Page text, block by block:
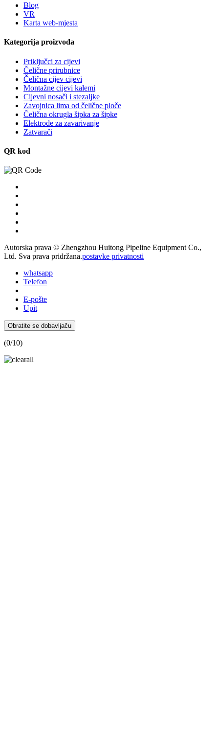
Blog
VR
Karta web-mjesta
Kategorija proizvoda
Priključci za cijevi
Čelične prirubnice
Čelična cijev cijevi
Montažne cijevi kalemi
Cijevni nosači i stezaljke
Zavojnica lima od čelične ploče
Čelična okrugla šipka za šipke
Elektrode za zavarivanje
Zatvarači
QR kod
Autorska prava © Zhengzhou Huitong Pipeline Equipment Co.,
Ltd. Sva prava pridržana.postavke privatnosti
whatsapp
Telefon
E-pošte
Upit
Obratite se dobavljaču
(0/10)